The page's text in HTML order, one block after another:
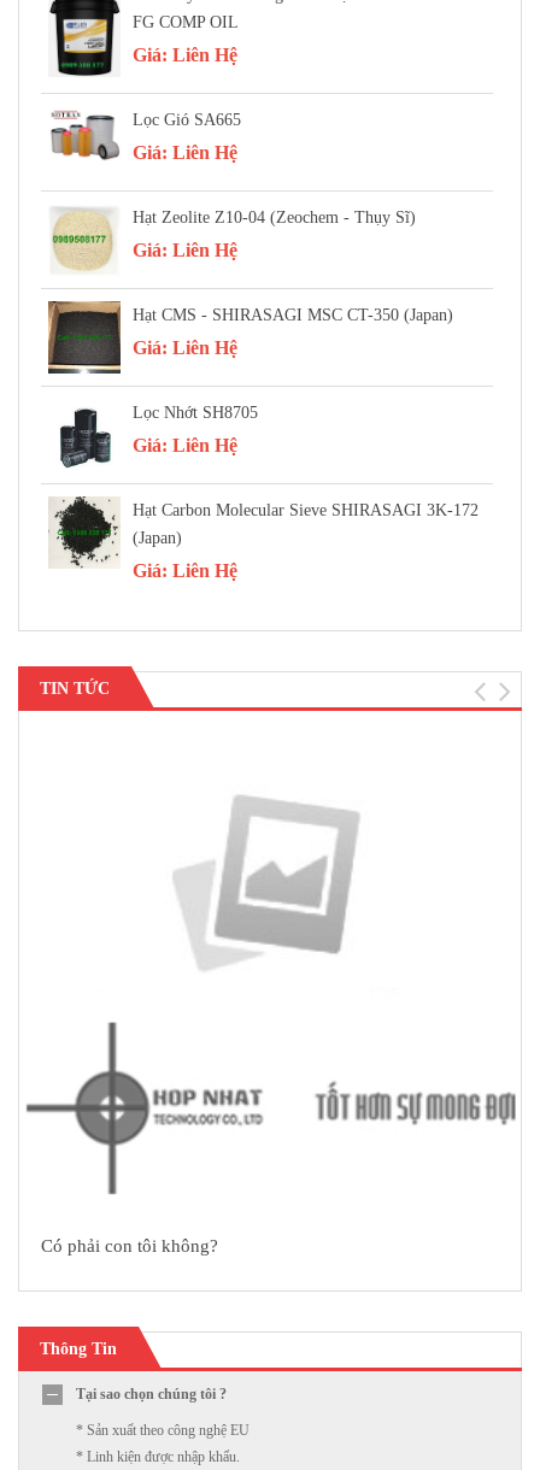
FG COMP OIL
Giá: Liên Hệ
Lọc Gió SA665
Giá: Liên Hệ
Hạt Zeolite Z10-04 (Zeochem - Thụy Sĩ)
Giá: Liên Hệ
Hạt CMS - SHIRASAGI MSC CT-350 (Japan)
Giá: Liên Hệ
Lọc Nhớt SH8705
Giá: Liên Hệ
Hạt Carbon Molecular Sieve SHIRASAGI 3K-172
(Japan)
Giá: Liên Hệ
TIN TỨC
Có phải con tôi không?
Thông Tin
Tại sao chọn chúng tôi ?
* Sản xuất theo công nghệ EU
* Linh kiện được nhập khẩu.